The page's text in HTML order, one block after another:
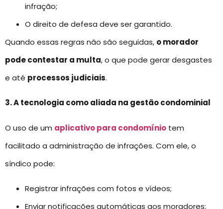
infração;
O direito de defesa deve ser garantido.
Quando essas regras não são seguidas, o morador
pode contestar a multa, o que pode gerar desgastes
e até processos judiciais.
3. A tecnologia como aliada na gestão condominial
O uso de um aplicativo para condomínio tem
facilitado a administração de infrações. Com ele, o
síndico pode:
Registrar infrações com fotos e vídeos;
Enviar notificações automáticas aos moradores;